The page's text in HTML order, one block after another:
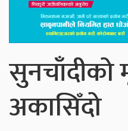
सुनचाँदीको
अकासिँदो